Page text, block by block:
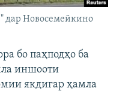
дар Новосемейкино
бо паҳподҳо ба
иншооти
якдигар ҳамла